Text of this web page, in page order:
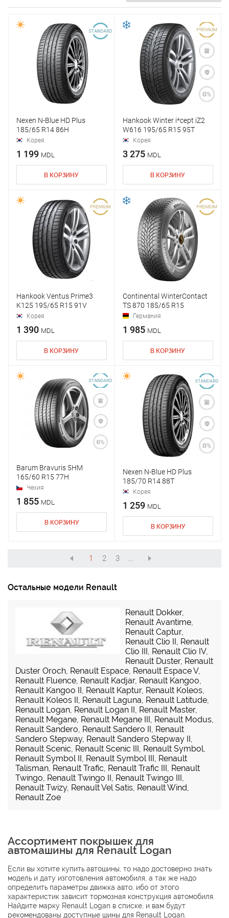
Nexen N-Blue HD Plus
185/65 R14 86H
Корея
1 199 MDL
В КОРЗИНУ
Hankook Winter i*cept iZ2
W616 195/65 R15 95T
Корея
3 275 MDL
В КОРЗИНУ
Hankook Ventus Prime3
K125 195/65 R15 91V
Корея
1 390 MDL
В КОРЗИНУ
Continental WinterContact
TS 870 185/65 R15
Германия
1 985 MDL
В КОРЗИНУ
Barum Bravuris 5HM
165/60 R15 77H
Чехия
1 855 MDL
В КОРЗИНУ
Nexen N-Blue HD Plus
185/70 R14 88T
Корея
1 259 MDL
В КОРЗИНУ
1 2 3
Остальные модели Renault
Renault Dokker,
Renault Avantime,
Renault Captur,
Renault Clio II, Renault
Clio III, Renault Clio IV,
Renault Duster, Renault
Duster Oroch, Renault Espace, Renault Espace V,
Renault Fluence, Renault Kadjar, Renault Kangoo,
Renault Kangoo II, Renault Kaptur, Renault Koleos,
Renault Koleos II, Renault Laguna, Renault Latitude,
Renault Logan, Renault Logan II, Renault Master,
Renault Megane, Renault Megane III, Renault Modus,
Renault Sandero, Renault Sandero II, Renault
Sandero Stepway, Renault Sandero Stepway II,
Renault Scenic, Renault Scenic III, Renault Symbol,
Renault Symbol II, Renault Symbol III, Renault
Talisman, Renault Trafic, Renault Trafic III, Renault
Twingo, Renault Twingo II, Renault Twingo III,
Renault Twizy, Renault Vel Satis, Renault Wind,
Renault Zoe
Ассортимент покрышек для
автомашины для Renault Logan
Если вы хотите купить автошины, то надо достоверно знать
модель и дату изготовления автомобиля, а так же надо
определить параметры движка авто, ибо от этого
характеристик зависит тормозная конструкция автомобиля.
Найдите марку Renault Logan в списке, и вам будут
рекомендованы доступные шины для Renault Logan.